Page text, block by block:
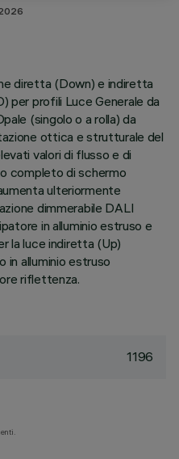
diretta (Down) e indiretta
per profili Luce Generale da
(singolo o a rolla) da
ottica e strutturale del
valori di flusso e di
completo di schermo
ulteriormente
dimmerabile DALI
in alluminio estruso e
la luce indiretta (Up)
in alluminio estruso
riflettenza.
1196